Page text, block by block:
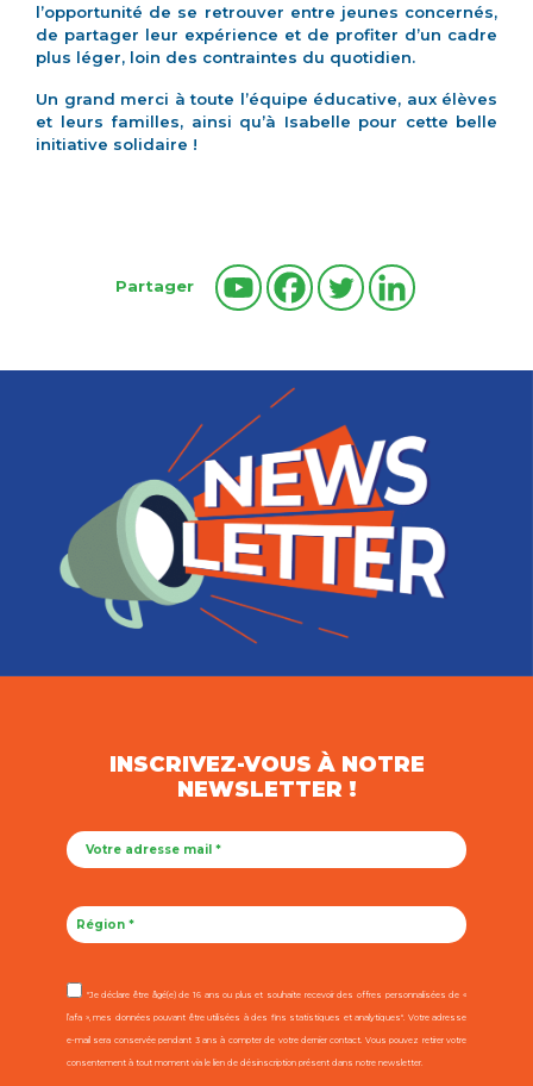
l’opportunité de se retrouver entre jeunes concernés,
de partager leur expérience et de profiter d’un cadre
plus léger, loin des contraintes du quotidien.
Un grand merci à toute l’équipe éducative, aux élèves
et leurs familles, ainsi qu’à Isabelle pour cette belle
initiative solidaire !
Partager
INSCRIVEZ-VOUS À NOTRE
NEWSLETTER !
"Je déclare être âgé(e) de 16 ans ou plus et souhaite recevoir des offres personnalisées de «
l’afa », mes données pouvant être utilisées à des fins statistiques et analytiques". Votre adresse
e-mail sera conservée pendant 3 ans à compter de votre dernier contact. Vous pouvez retirer votre
consentement à tout moment via le lien de désinscription présent dans notre newsletter.